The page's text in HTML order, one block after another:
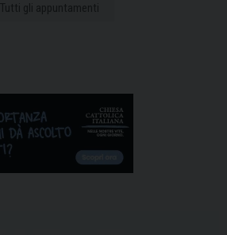
Tutti gli appuntamenti